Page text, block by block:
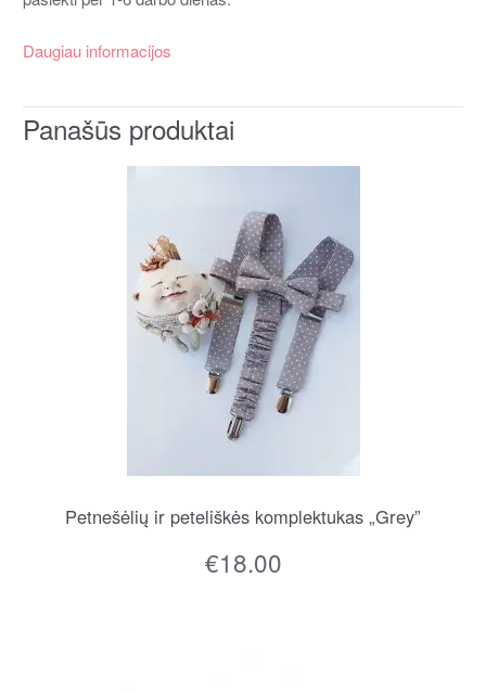
Daugiau informacijos
Panašūs produktai
Petnešėlių ir peteliškės komplektukas „Grey”
€18.00